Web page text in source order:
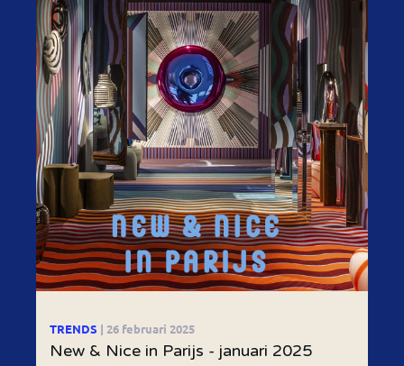
TRENDS | 26 februari 2025
New & Nice in Parijs - januari 2025